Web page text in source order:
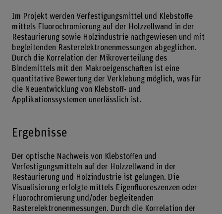
Im Projekt werden Verfestigungsmittel und Klebstoffe
mittels Fluorochromierung auf der Holzzellwand in der
Restaurierung sowie Holzindustrie nachgewiesen und mit
begleitenden Rasterelektronenmessungen abgeglichen.
Durch die Korrelation der Mikroverteilung des
Bindemittels mit den Makroeigenschaften ist eine
quantitative Bewertung der Verklebung möglich, was für
die Neuentwicklung von Klebstoff- und
Applikationssystemen unerlässlich ist.
Ergebnisse
Der optische Nachweis von Klebstoffen und
Verfestigungsmitteln auf der Holzzellwand in der
Restaurierung und Holzindustrie ist gelungen. Die
Visualisierung erfolgte mittels Eigenfluoreszenzen oder
Fluorochromierung und/oder begleitenden
Rasterelektronenmessungen. Durch die Korrelation der